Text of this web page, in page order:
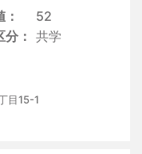
52
分
共学
目15-1